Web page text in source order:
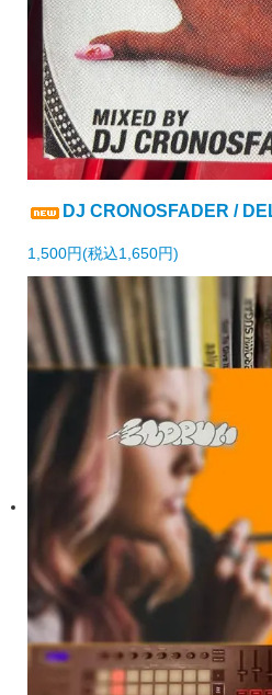
DJ CRONOSFADER /
1,500円(税込1,650円)